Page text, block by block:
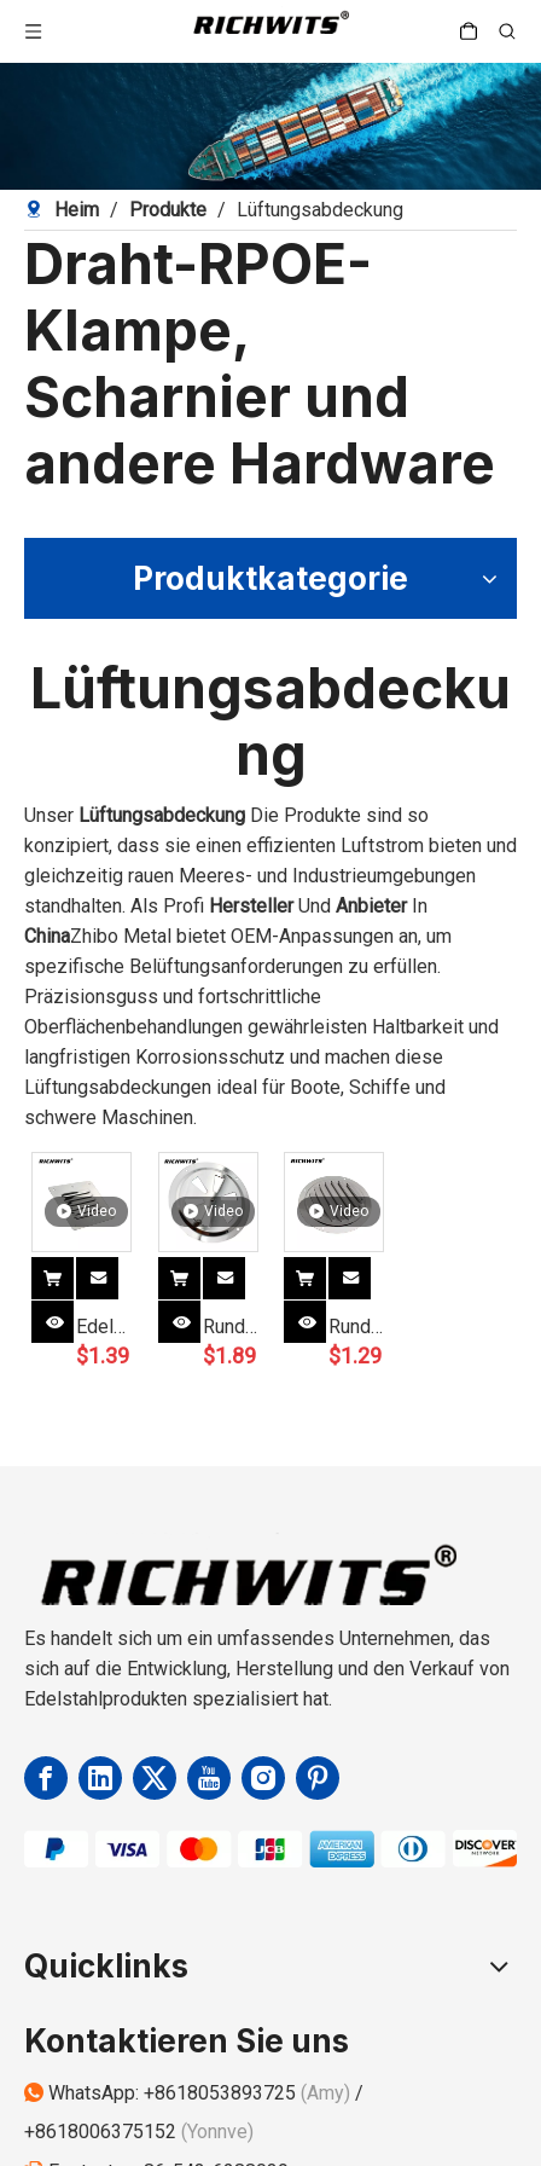
Heim / Produkte / Lüftungsabdeckung
Draht-RPOE-
Klampe,
Scharnier und
andere Hardware
Produktkategorie
Lüftungsabdecku
ng
Unser Lüftungsabdeckung Die Produkte sind so
konzipiert, dass sie einen effizienten Luftstrom bieten und
gleichzeitig rauen Meeres- und Industrieumgebungen
standhalten. Als Profi HerstellerUnd AnbieterIn
ChinaZhibo Metal bietet OEM-Anpassungen an, um
spezifische Belüftungsanforderungen zu erfüllen.
Präzisionsguss und fortschrittliche
Oberflächenbehandlungen gewährleisten Haltbarkeit und
langfristigen Korrosionsschutz und machen diese
Lüftungsabdeckungen ideal für Boote, Schiffe und
schwere Maschinen.
Video
Edelstahl-
Boots-
$1.39
Video
Runde
Luftschlitze
$1.89
Video
Runde
$1.29
Es handelt sich um ein umfassendes Unternehmen, das
sich auf die Entwicklung, Herstellung und den Verkauf von
Edelstahlprodukten spezialisiert hat.
Quicklinks
Kontaktieren Sie uns
 WhatsApp: +8618053893725 (Amy) /
+8618006375152 (Yonnve)